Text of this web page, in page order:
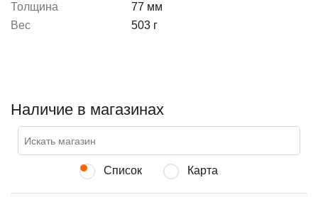
Толщина
77 мм
Вес
503 г
Наличие в магазинах
Список Карта